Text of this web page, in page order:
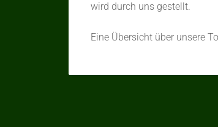
wird durch uns gestellt.
Eine Übersicht über unsere